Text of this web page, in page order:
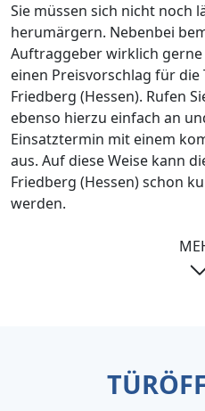
Sie müssen sich nicht noch
herumärgern. Nebenbei
Auftraggeber wirklich
einen Preisvorschlag für
Friedberg (Hessen). Rufen
ebenso hierzu einfach an
Einsatztermin mit einem
aus. Auf diese Weise kann
Friedberg (Hessen) schon
werden.